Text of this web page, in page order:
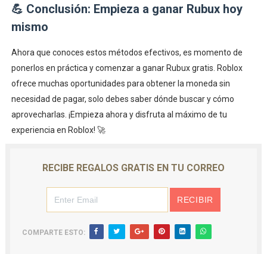
💪 Conclusión: Empieza a ganar Rubux hoy
mismo
Ahora que conoces estos métodos efectivos, es momento de
ponerlos en práctica y comenzar a ganar Rubux gratis. Roblox
ofrece muchas oportunidades para obtener la moneda sin
necesidad de pagar, solo debes saber dónde buscar y cómo
aprovecharlas. ¡Empieza ahora y disfruta al máximo de tu
experiencia en Roblox! 🚀
RECIBE REGALOS GRATIS EN TU CORREO
COMPARTE ESTO: